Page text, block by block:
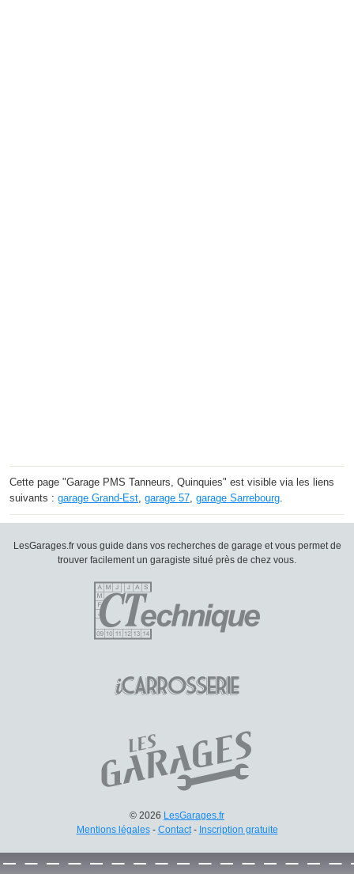
Cette page "Garage PMS Tanneurs, Quinquies" est visible via les liens
suivants : garage Grand-Est, garage 57, garage Sarrebourg.
LesGarages.fr vous guide dans vos recherches de garage et vous permet de
trouver facilement un garagiste situé près de chez vous.
© 2026 LesGarages.fr
Mentions légales- Contact- Inscription gratuite